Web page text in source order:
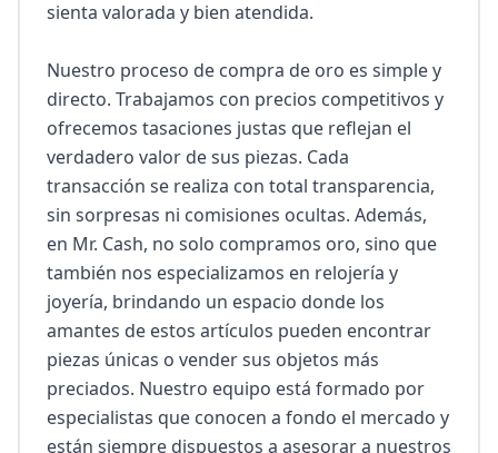
sienta valorada y bien atendida.
Nuestro proceso de compra de oro es simple y
directo. Trabajamos con precios competitivos y
ofrecemos tasaciones justas que reflejan el
verdadero valor de sus piezas. Cada
transacción se realiza con total transparencia,
sin sorpresas ni comisiones ocultas. Además,
en Mr. Cash, no solo compramos oro, sino que
también nos especializamos en relojería y
joyería, brindando un espacio donde los
amantes de estos artículos pueden encontrar
piezas únicas o vender sus objetos más
preciados. Nuestro equipo está formado por
especialistas que conocen a fondo el mercado y
están siempre dispuestos a asesorar a nuestros